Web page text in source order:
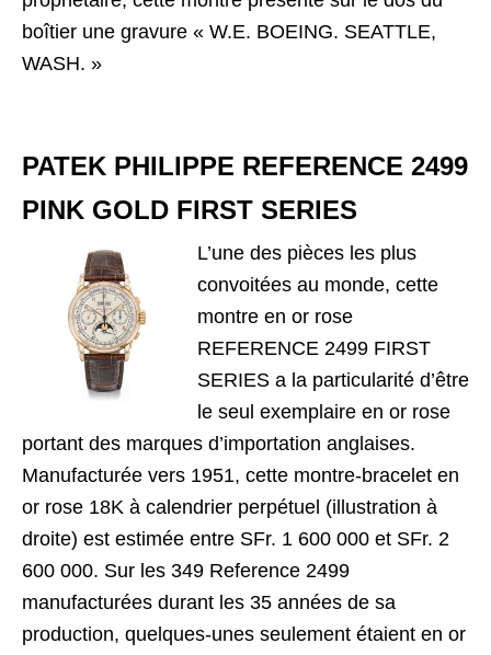
boîtier une gravure « W.E. BOEING. SEATTLE,
WASH. »
PATEK PHILIPPE REFERENCE 2499
PINK GOLD FIRST SERIES
L’une des pièces les plus
convoitées au monde, cette
montre en or rose
REFERENCE 2499 FIRST
SERIES a la particularité d’être
le seul exemplaire en or rose
portant des marques d’importation anglaises.
Manufacturée vers 1951, cette montre-bracelet en
or rose 18K à calendrier perpétuel (illustration à
droite) est estimée entre SFr. 1 600 000 et SFr. 2
600 000. Sur les 349 Reference 2499
manufacturées durant les 35 années de sa
production, quelques-unes seulement étaient en or